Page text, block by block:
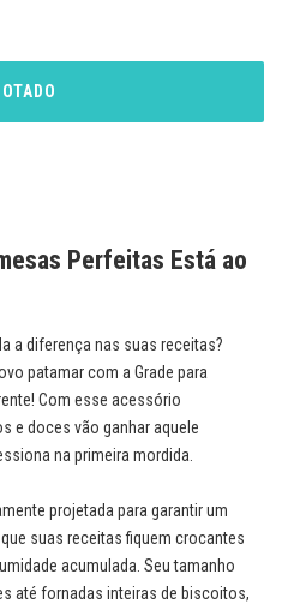
Perfeitas Está ao
a diferença nas suas receitas?
patamar com a Grade para
Com esse acessório
e doces vão ganhar aquele
na primeira mordida.
projetada para garantir um
suas receitas fiquem crocantes
acumulada. Seu tamanho
até fornadas inteiras de biscoitos,